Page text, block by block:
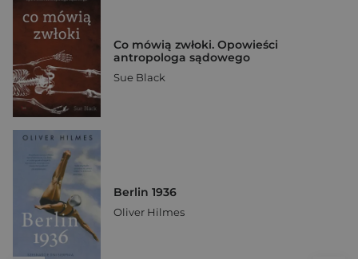
Co mówią zwłoki. Opowieści
antropologa sądowego
Sue Black
Berlin 1936
Oliver Hilmes